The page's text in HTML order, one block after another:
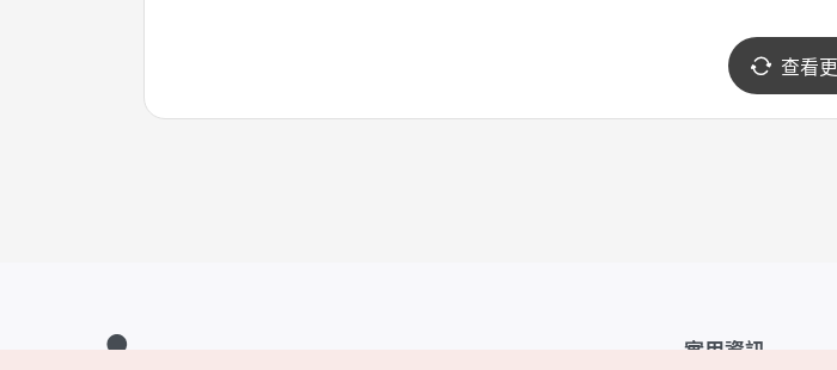
파
查看
實用資訊